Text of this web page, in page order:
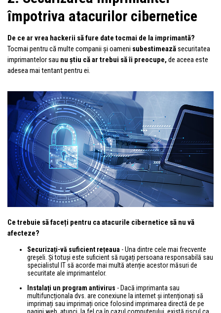
împotriva atacurilor cibernetice
De ce ar vrea hackerii să fure date tocmai de la imprimantă?
Tocmai pentru că multe companii și oameni subestimeazăsecuritatea
imprimantelor sau nu știu că ar trebui să îi preocupe, de aceea este
adesea mai tentant pentru ei.
Ce trebuie să faceți pentru ca atacurile cibernetice să nu vă
afecteze?
Securizați-vă suficient rețeaua - Una dintre cele mai frecvente
greșeli. Și totuși este suficient să rugați persoana responsabilă sau
specialistul IT să acorde mai multă atenție acestor măsuri de
securitate ale imprimantelor.
Instalați un program antivirus - Dacă imprimanta sau
multifuncționala dvs. are conexiune la internet și intenționați să
imprimați sau imprimați orice folosind imprimarea directă de pe